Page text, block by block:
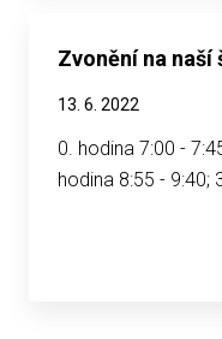
Zvonění na naší
13. 6. 2022
0. hodina 7:00 -
hodina 8:55 - 9:40;